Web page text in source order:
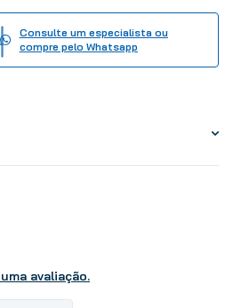
Consulte um especialista ou
compre pelo Whatsapp
avaliação.